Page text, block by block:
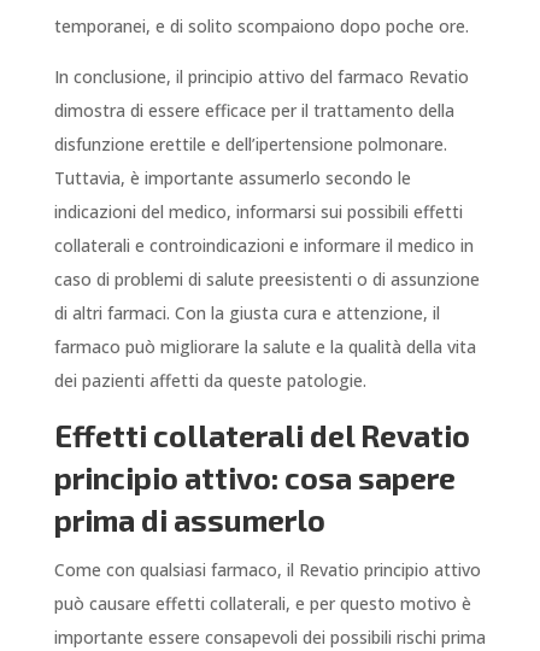
temporanei, e di solito scompaiono dopo poche ore.
In conclusione, il principio attivo del farmaco Revatio
dimostra di essere efficace per il trattamento della
disfunzione erettile e dell’ipertensione polmonare.
Tuttavia, è importante assumerlo secondo le
indicazioni del medico, informarsi sui possibili effetti
collaterali e controindicazioni e informare il medico in
caso di problemi di salute preesistenti o di assunzione
di altri farmaci. Con la giusta cura e attenzione, il
farmaco può migliorare la salute e la qualità della vita
dei pazienti affetti da queste patologie.
Effetti collaterali del Revatio
principio attivo: cosa sapere
prima di assumerlo
Come con qualsiasi farmaco, il Revatio principio attivo
può causare effetti collaterali, e per questo motivo è
importante essere consapevoli dei possibili rischi prima